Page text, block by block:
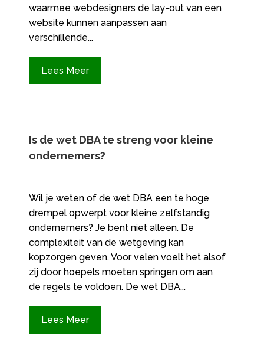
waarmee webdesigners de lay-out van een
website kunnen aanpassen aan
verschillende...
Lees Meer
Is de wet DBA te streng voor kleine
ondernemers?
Wil je weten of de wet DBA een te hoge
drempel opwerpt voor kleine zelfstandig
ondernemers? Je bent niet alleen. De
complexiteit van de wetgeving kan
kopzorgen geven. Voor velen voelt het alsof
zij door hoepels moeten springen om aan
de regels te voldoen. De wet DBA...
Lees Meer